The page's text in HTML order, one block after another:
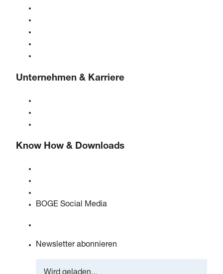
Unternehmen & Karriere
Know How & Downloads
BOGE Social Media
Newsletter abonnieren